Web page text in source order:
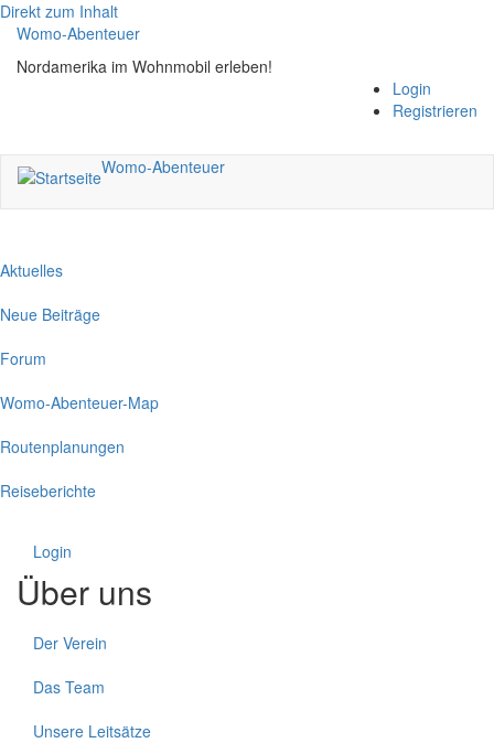
Direkt zum Inhalt
Womo-Abenteuer
Nordamerika im Wohnmobil erleben!
Login
Registrieren
Womo-Abenteuer
Aktuelles
Neue Beiträge
Forum
Womo-Abenteuer-Map
Routenplanungen
Reiseberichte
Login
Über uns
Der Verein
Das Team
Unsere Leitsätze